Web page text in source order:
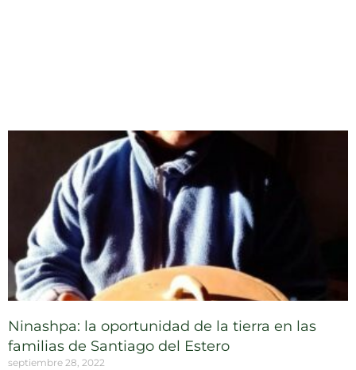
Ninashpa: la oportunidad de la tierra en las
familias de Santiago del Estero
septiembre 28, 2022